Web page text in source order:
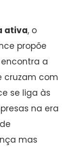
ativa, o
propõe
a
cruzam com
se liga às
na era
mas